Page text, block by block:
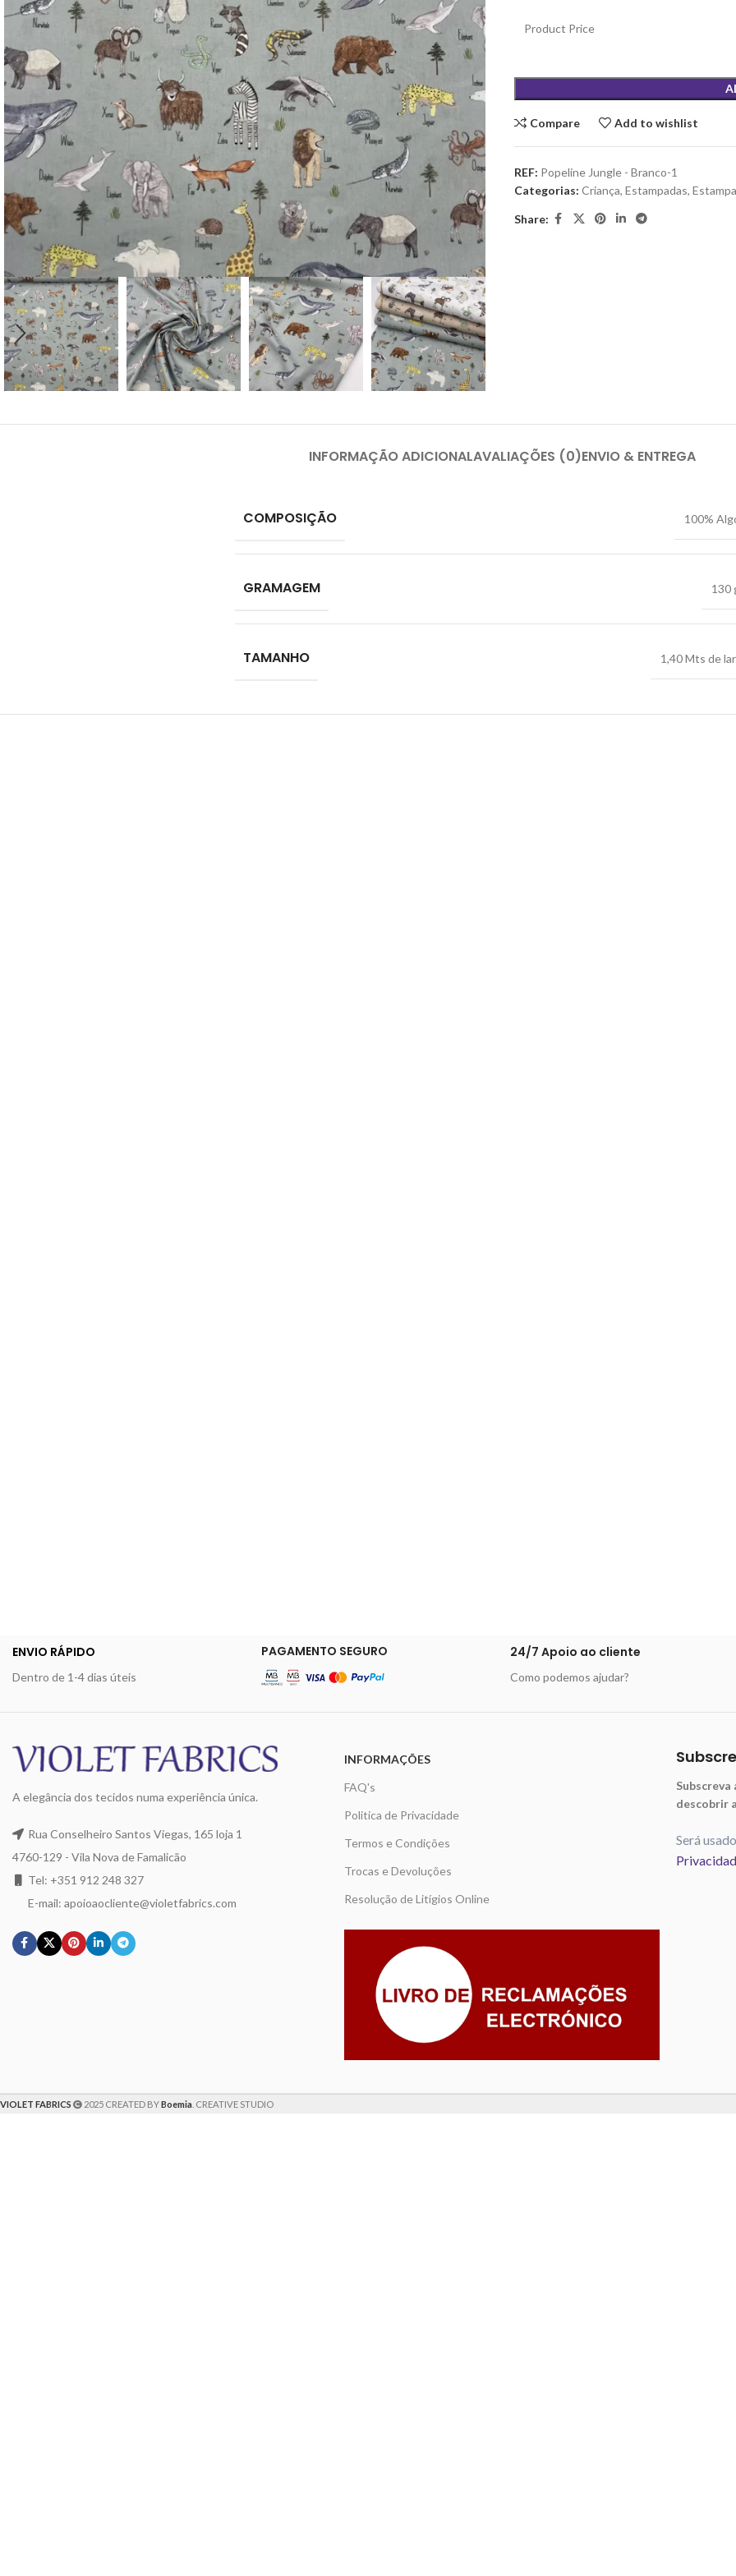
Product Price
Compare Add to wishlist
REF: Popeline Jungle - Branco-1
Categorias: Criança, Estampadas,
Share:
INFORMAÇÃO ADICIONALAVALIAÇÕES (0)ENVIO & ENTREGA
COMPOSIÇÃO 100%
GRAMAGEM 130
TAMANHO 1,40 Mts de
ENVIO RÁPIDO
Dentro de 1-4 dias úteis
PAGAMENTO SEGURO 24/7 Apoio ao cliente
Como podemos ajudar?
A elegância dos tecidos numa experiência única.
Rua Conselheiro Santos Viegas, 165 loja 1
4760-129 - Vila Nova de Famalicão
Tel: +351 912 248 327
E-mail: apoioaocliente@violetfabrics.com
INFORMAÇÕES
FAQ's
Politica de Privacidade
Termos e Condições
Trocas e Devoluções
Resolução de Litígios Online
descobrir
Será
VIOLET FABRICS 2025 CREATED BYBoemia . CREATIVE STUDIO